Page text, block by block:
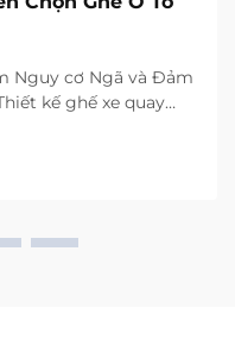
Nguy cơ Ngã và Đảm
kế ghế xe quay
biệt giúp xoay 90 độ